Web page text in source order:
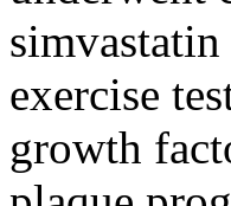
exercise
growth